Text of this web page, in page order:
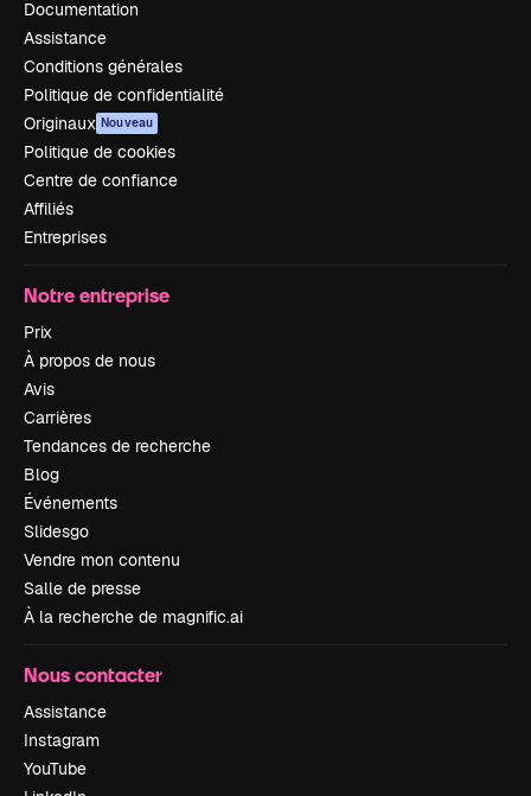
Documentation
Assistance
Conditions générales
Politique de confidentialité
Originaux Nouveau
Politique de cookies
Centre de confiance
Affiliés
Entreprises
Notre entreprise
Prix
À propos de nous
Avis
Carrières
Tendances de recherche
Blog
Événements
Slidesgo
Vendre mon contenu
Salle de presse
À la recherche de magnific.ai
Nous contacter
Assistance
Instagram
YouTube